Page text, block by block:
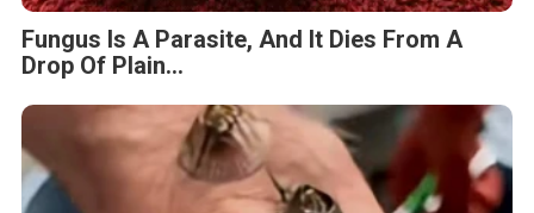
Fungus Is A Parasite, And It Dies From A
Drop Of Plain...